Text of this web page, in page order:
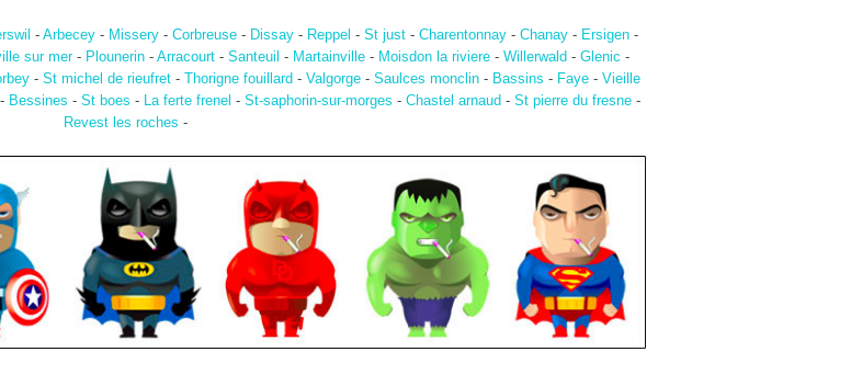
- Arbecey- Missery- Corbreuse- Dissay- Reppel - St just- Charentonnay- Chanay- Ersigen-
sur mer- Plounerin- Arracourt- Santeuil - Martainville- Moisdon la riviere- Willerwald - Glenic -
- St michel de rieufret- Thorigne fouillard - Valgorge- Saulces monclin- Bassins - Faye- Vieille
- Bessines - St boes - La ferte frenel - St-saphorin-sur-morges - Chastel arnaud - St pierre du fresne -
Revest les roches -